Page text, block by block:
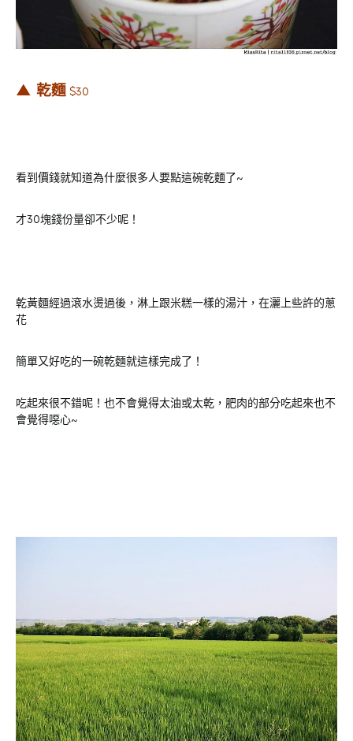
▲ 乾麵 $30
看到價錢就知道為什麼很多人要點這碗乾麵了~
才30塊錢份量卻不少呢！
乾黃麵經過滾水燙過後，淋上跟米糕一樣的湯汁，在灑上些許的蔥
花
簡單又好吃的一碗乾麵就這樣完成了！
吃起來很不錯呢！也不會覺得太油或太乾，肥肉的部分吃起來也不
會覺得噁心~